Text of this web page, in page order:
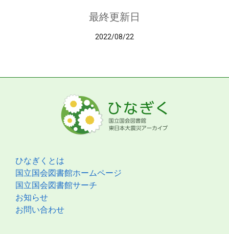
最終更新日
2022/08/22
ひなぎくとは
国立国会図書館ホームページ
国立国会図書館サーチ
お知らせ
お問い合わせ